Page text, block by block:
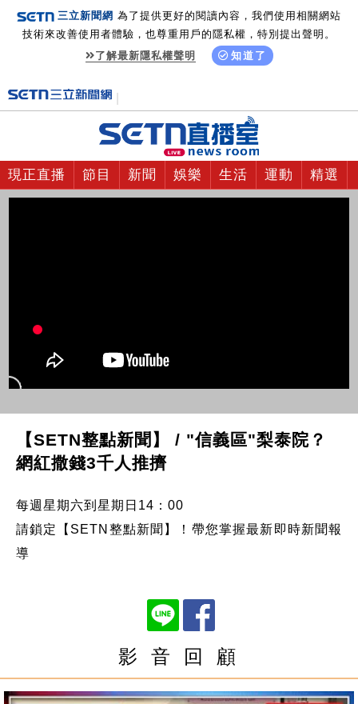
三立新聞網 為了提供更好的閱讀內容，我們使用相關網站
技術來改善使用者體驗，也尊重用戶的隱私權，特別提出聲明。
了解最新隱私權聲明
知道了
現正直播 節目 新聞 娛樂 生活 運動 精選
【SETN整點新聞】 / "信義區"梨泰院？
網紅撒錢3千人推擠
每週星期六到星期日14：00
請鎖定【SETN整點新聞】！帶您掌握最新即時新聞報
導
影 音 回 顧